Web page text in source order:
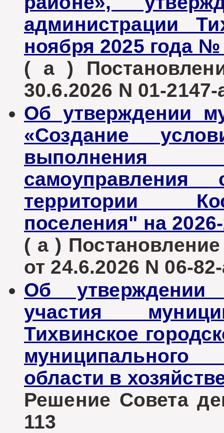
администрации
ноября 2025 года №
( а )
30.6.2026 N 01-2147-
Об утверждении
«Создание
выполнения
территории
поселения" на
( а )
от 24.6.2026 N 06-
Об
участия
Тихвинское
муниципального
области в
Решение Совета
113